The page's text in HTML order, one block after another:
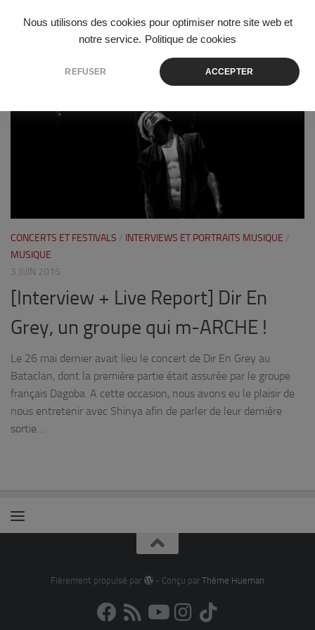
Nous utilisons des cookies pour optimiser notre site web et
notre service. Politique de cookies
REFUSER ACCEPTER
Skip to content
CONCERTS ET FESTIVALS / INTERVIEWS ET PORTRAITS MUSIQUE /
MUSIQUE
3 JUIN 2015
[Interview + Live Report] Dir En
Grey, un groupe qui m-ARCHE !
Le 26 mai dernier avait lieu le concert de Dir En Grey au
Bataclan, dont la première partie était assurée par le groupe
français Dagoba. A cette occasion, nous avons eu le plaisir de
nous entretenir avec Shinya afin de parler de leur dernière
sortie…
Fièrement propulsé par - Conçu par Thème Hueman